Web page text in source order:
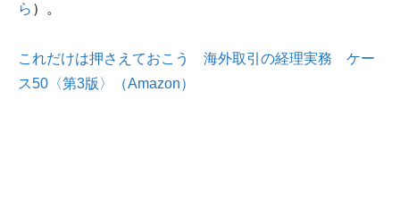
ら ）。
これだけは押さえておこう 海外取引の経理実務 ケー
ス50〈第3版〉（Amazon）